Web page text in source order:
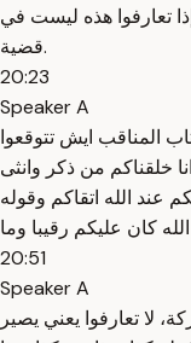
تعارفوا هذه ليست في
قضية.
20:23
Speaker A
المناقب ايش تتوقعوا
خلقناكم من ذكر وانثى
عند الله اتقاكم وقوله
كان عليكم رقيبا وما
20:51
Speaker A
لا تعارفوا يعني يصير